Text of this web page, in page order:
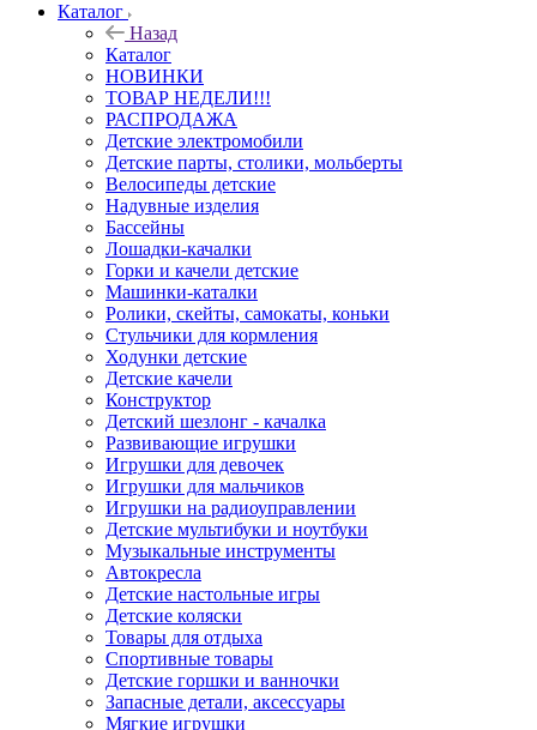
Каталог
Назад
Каталог
НОВИНКИ
ТОВАР НЕДЕЛИ!!!
РАСПРОДАЖА
Детские электромобили
Детские парты, столики, мольберты
Велосипеды детские
Надувные изделия
Бассейны
Лошадки-качалки
Горки и качели детские
Машинки-каталки
Ролики, скейты, самокаты, коньки
Стульчики для кормления
Ходунки детские
Детские качели
Конструктор
Детский шезлонг - качалка
Развивающие игрушки
Игрушки для девочек
Игрушки для мальчиков
Игрушки на радиоуправлении
Детские мультибуки и ноутбуки
Музыкальные инструменты
Автокресла
Детские настольные игры
Детские коляски
Товары для отдыха
Спортивные товары
Детские горшки и ванночки
Запасные детали, аксессуары
Мягкие игрушки